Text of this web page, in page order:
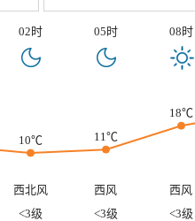
02时 05时 08时
10℃ 11℃
18℃
西北风 西风
西风
<3级 <3级 <3级